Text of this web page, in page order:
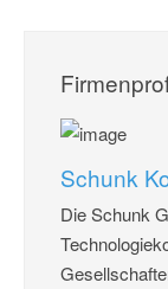
Schunk
Die Schunk